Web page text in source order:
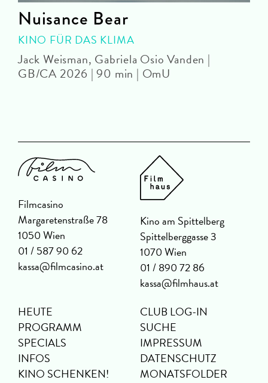
Nuisance Bear
KINO FÜR DAS KLIMA
Jack Weisman, Gabriela Osio Vanden |
GB/CA 2026 | 90 min | OmU
Filmcasino
Margaretenstraße 78
1050 Wien
01 / 587 90 62
kassa@filmcasino.at
Kino am Spittelberg
Spittelberggasse 3
1070 Wien
01 / 890 72 86
kassa@filmhaus.at
HEUTE
PROGRAMM
SPECIALS
INFOS
KINO SCHENKEN!
CLUB LOG-IN
SUCHE
IMPRESSUM
DATENSCHUTZ
MONATSFOLDER